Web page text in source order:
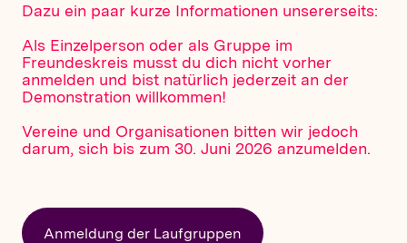
Dazu ein paar kurze Informationen unsererseits:
Als Einzelperson oder als Gruppe im
Freundeskreis musst du dich nicht vorher
anmelden und bist natürlich jederzeit an der
Demonstration willkommen!
Vereine und Organisationen bitten wir jedoch
darum, sich bis zum 30. Juni 2026 anzumelden.
Anmeldung der Laufgruppen